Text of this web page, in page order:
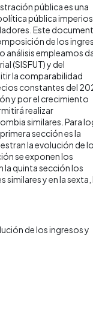
pública es una
pública
Este
de los
análisis empleamos
(SISFUT) y del
la comparabilidad
constantes del
y por el crecimiento
realizar
similares. Para
sección es la
la evolución de
se exponen los
la quinta sección los
y en la sexta,
de los ingresos y